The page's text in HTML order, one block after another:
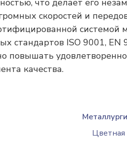
что делает его
скоростей и
системой
стандартов ISO 9001, EN
повышать
качества.
Цветная